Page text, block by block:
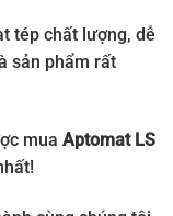
tép chất lượng, dễ
sản phẩm rất
mua Aptomat LS